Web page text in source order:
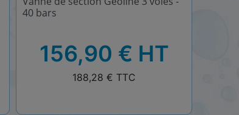
40 bars
156,90 € HT
188,28 € TTC